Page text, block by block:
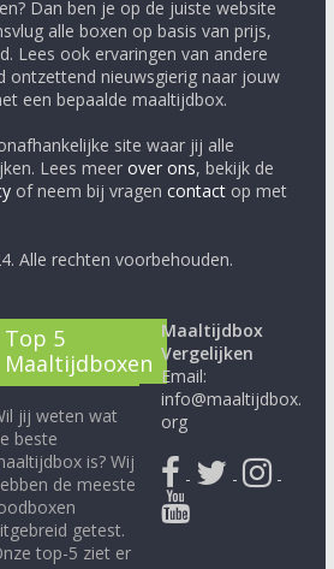
Dan ben je op de juiste website
alle boxen op basis van prijs,
Lees ook ervaringen van andere
ontzettend nieuwsgierig naar jouw
een bepaalde maaltijdbox.
site waar jij alle
Lees meer over ons, bekijk de
of neem bij vragen contactop met
Alle rechten voorbehouden.
Top 5
Maaltijdboxen
jij weten wat
beste
is? Wij
de meeste
getest.
top-5 ziet er
Maaltijdbox
Vergelijken
Email:
info@maaltijdbox.
org
- - -